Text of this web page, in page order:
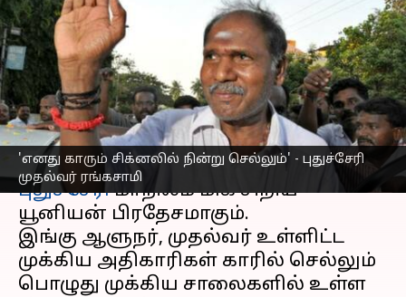
'எனது காரும் சிக்னலில் நின்று செல்லும்' - புதுச்சேரி
முதல்வர் ரங்கசாமி
நின்று செல்லும்' -
புதுச்சேரி முதல்வர்
ரங்கசாமி
எழுதியவர் Nivetha P May 22, 2023 06:27 pm
செய்தி முன்னோட்டம்
புதுச்சேரிமாநிலம் மிக சிறிய
யூனியன் பிரதேசமாகும்.
இங்கு ஆளுநர், முதல்வர் உள்ளிட்ட
முக்கிய அதிகாரிகள் காரில் செல்லும்
பொழுது முக்கிய சாலைகளில் உள்ள